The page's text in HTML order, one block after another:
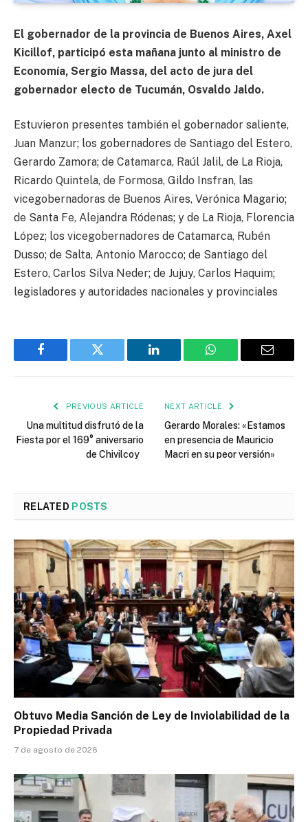
El gobernador de la provincia de Buenos Aires, Axel
Kicillof, participó esta mañana junto al ministro de
Economía, Sergio Massa, del acto de jura del
gobernador electo de Tucumán, Osvaldo Jaldo.
Estuvieron presentes también el gobernador saliente,
Juan Manzur; los gobernadores de Santiago del Estero,
Gerardo Zamora; de Catamarca, Raúl Jalil, de La Rioja,
Ricardo Quintela, de Formosa, Gildo Insfran, las
vicegobernadoras de Buenos Aires, Verónica Magario;
de Santa Fe, Alejandra Ródenas; y de La Rioja, Florencia
López; los vicegobernadores de Catamarca, Rubén
Dusso; de Salta, Antonio Marocco; de Santiago del
Estero, Carlos Silva Neder; de Jujuy, Carlos Haquim;
legisladores y autoridades nacionales y provinciales
Facebook Twitter LinkedIn WhatsApp Email
PREVIOUS ARTICLE
Una multitud disfrutó de la
Fiesta por el 169° aniversario
de Chivilcoy
NEXT ARTICLE
Gerardo Morales: «Estamos
en presencia de Mauricio
Macri en su peor versión»
RELATED POSTS
Obtuvo Media Sanción de Ley de Inviolabilidad de la
Propiedad Privada
7 de agosto de 2026